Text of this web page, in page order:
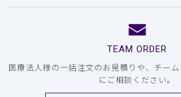
TEAM ORDER
医療法人様の一括注文のお見積りや、チー
にご相談ください。